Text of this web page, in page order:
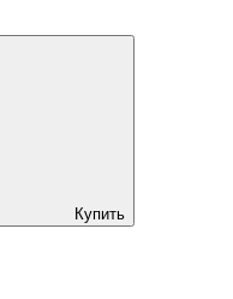
Купить